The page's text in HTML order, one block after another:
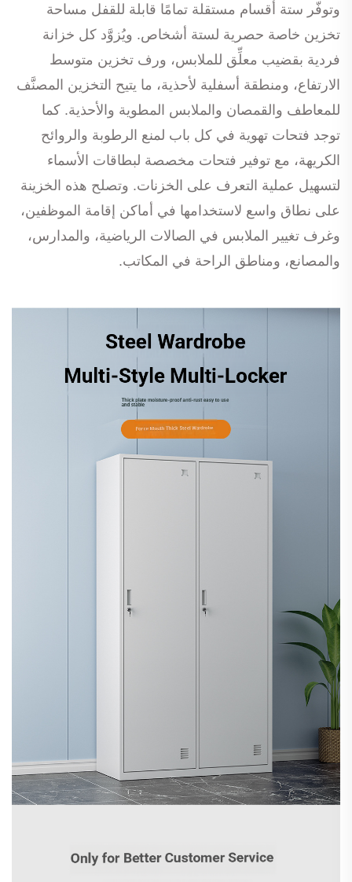
وتوفّر ستة أقسام مستقلة تمامًا قابلة للقفل مساحة
تخزين خاصة حصرية لستة أشخاص. ويُزوَّد كل خزانة
فردية بقضيب معلِّق للملابس، ورف تخزين متوسط
الارتفاع، ومنطقة أسفلية لأحذية، ما يتيح التخزين المصنَّف
للمعاطف والقمصان والملابس المطوية والأحذية. كما
توجد فتحات تهوية في كل باب لمنع الرطوبة والروائح
الكريهة، مع توفير فتحات مخصصة لبطاقات الأسماء
لتسهيل عملية التعرف على الخزنات. وتصلح هذه الخزينة
على نطاق واسع لاستخدامها في أماكن إقامة الموظفين،
وغرف تغيير الملابس في الصالات الرياضية، والمدارس،
والمصانع، ومناطق الراحة في المكاتب.